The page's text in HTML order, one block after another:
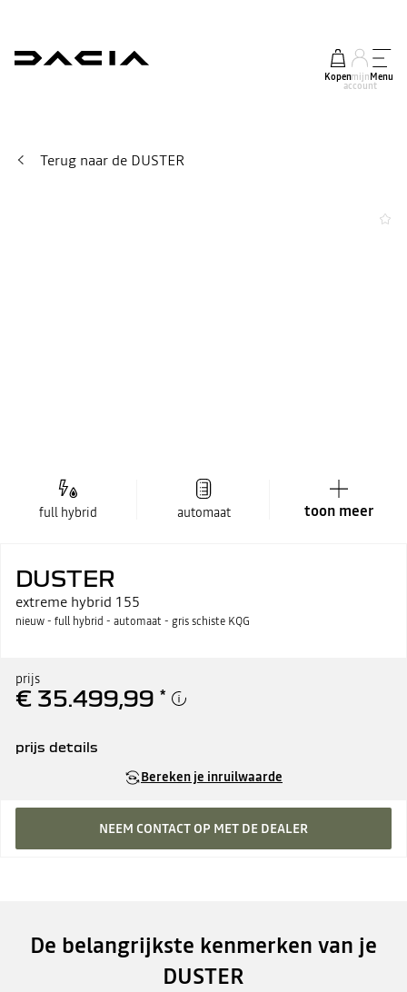
Kopenmijn
account
Menu
Terug naar de DUSTER
full hybrid automaat toon meer
DUSTER
extreme hybrid 155
nieuw - full hybrid - automaat - gris schiste KQG
prijs
€ 35.499,99 *
prijs details
Bereken je inruilwaarde
NEEM CONTACT OP MET DE DEALER
De belangrijkste kenmerken van je
DUSTER